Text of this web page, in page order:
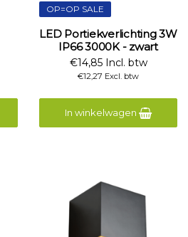
OP=OP SALE
LED Portiekverlichting 3W
IP66 3000K - zwart
€14,85 Incl. btw
€12,27 Excl. btw
In winkelwagen